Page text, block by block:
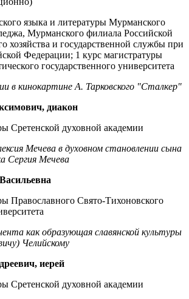
языка и литературы Мурманского
Мурманского филиала Российской
хозяйства и государственной службы при
Федерации; 1 курс магистратуры
государственного университета
в кинокартине А. Тарковского "Сталкер"
диакон
Сретенской духовной академии
Мечева в духовном становлении сына
Сергия Мечева
Православного Свято-Тихоновского
как образующая славянской культуры
Челийскому
иерей
Сретенской духовной академии